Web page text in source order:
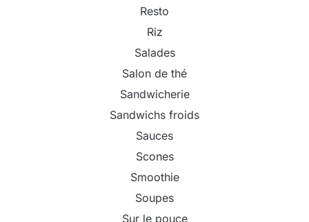
Resto
Riz
Salades
Salon de thé
Sandwicherie
Sandwichs froids
Sauces
Scones
Smoothie
Soupes
Sur le pouce